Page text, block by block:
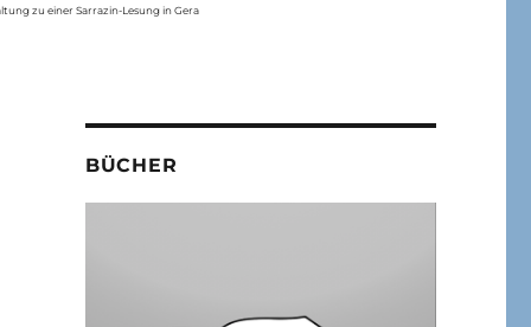
zu einer Sarrazin-Lesung in Gera
BÜCHER